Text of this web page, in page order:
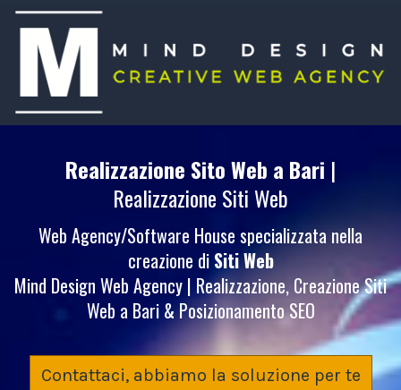
Realizzazione Sito Web a Bari |
Realizzazione Siti Web
Web Agency/Software House specializzata nella
creazione di Siti Web
Mind Design Web Agency | Realizzazione, Creazione Siti
Web a Bari & Posizionamento SEO
Contattaci, abbiamo la soluzione per te